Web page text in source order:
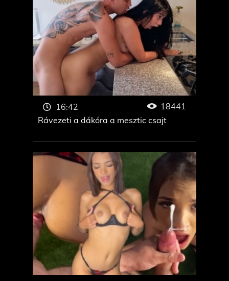
Rávezeti a dákóra a mesztic csajt
16:42 18441